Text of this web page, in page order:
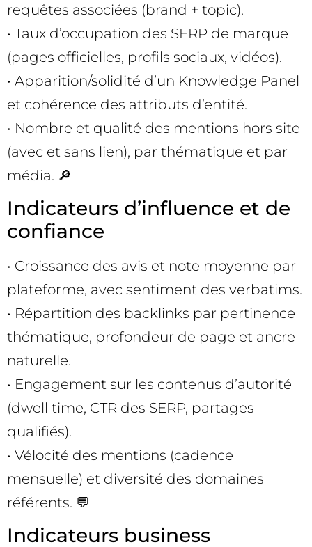
requêtes associées (brand + topic).
• Taux d’occupation des SERP de marque
(pages officielles, profils sociaux, vidéos).
• Apparition/solidité d’un Knowledge Panel
et cohérence des attributs d’entité.
• Nombre et qualité des mentions hors site
(avec et sans lien), par thématique et par
média. 🔎
Indicateurs d’influence et de
confiance
• Croissance des avis et note moyenne par
plateforme, avec sentiment des verbatims.
• Répartition des backlinks par pertinence
thématique, profondeur de page et ancre
naturelle.
• Engagement sur les contenus d’autorité
(dwell time, CTR des SERP, partages
qualifiés).
• Vélocité des mentions (cadence
mensuelle) et diversité des domaines
référents. 💬
Indicateurs business